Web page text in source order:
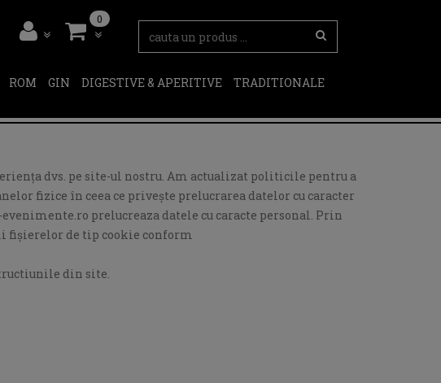
0
ROM GIN DIGESTIVE & APERITIVE
TRADITIONALE
dvs. pe site-ul nostru. Am actualizat politicile pentru a
fizice în ceea ce privește prelucrarea datelor cu caracter
prelucreaza datele cu caracte personal. Prin
fişierelor de tip cookie conform
din site.